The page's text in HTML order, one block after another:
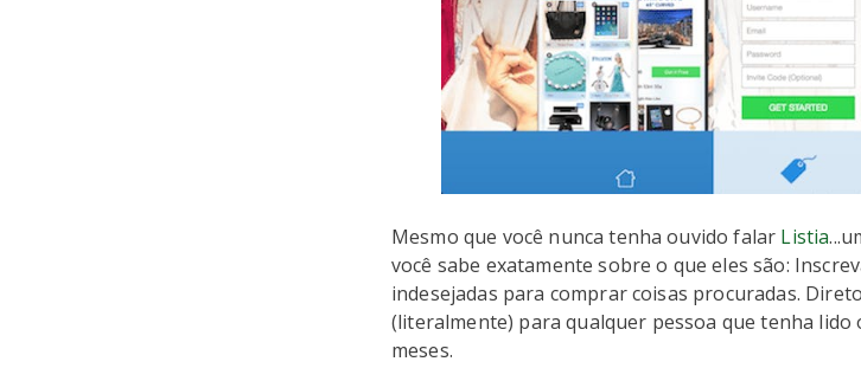
Mesmo que você nunca tenha ouvido falar Listia
você sabe exatamente sobre o que eles são:
indesejadas para comprar coisas procuradas.
(literalmente) para qualquer pessoa que tenha
meses.